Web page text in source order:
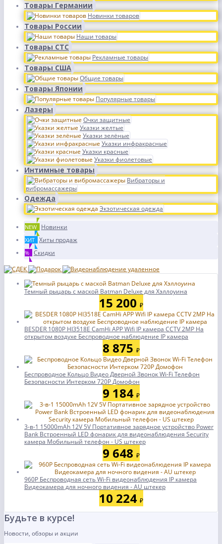
Товары Германии
Новинки товаров
Товары России
Наши товары
Товары СТС
Рекламные товары
Товары США
Общие товары
Товары Японии
Популярные товары
Лазеры
Очки защитные
Указки желтые
Указки зелёные
Указки инфракрасные
Указки красные
Указки фиолетовые
Интимные товары
Вибраторы и
вибромассажеры
Одежда
Экзотическая одежда
NEW Новинки
ХИТ Хиты продаж
% Скидки
Темный рыцарь с маской Batman Deluxe для Хэллоуина
15 200 ₽
BESDER 1080P HI3518E CamHi APP Wifi IP камера CCTV 2MP На
открытом воздухе Беспроводное наблюдение IP камера
8 875 ₽
Беспроводное Кольцо Видео Дверной Звонок Wi-Fi Телефон
Безопасности Интерком 720P Домофон
9 184 ₽
3-в-1 15000mAh 12V 5V Портативное зарядное устройство Power
Bank Встроенный LED фонарик для видеонаблюдения Security
камера Мобильный телефон - US штекер
9 648 ₽
960P Беспроводная сеть Wi-Fi видеонаблюдения IP камера
Видеокамера для ночного видения - AU штекер
10 224 ₽
Будьте в курсе!
Новости, обзоры и акции